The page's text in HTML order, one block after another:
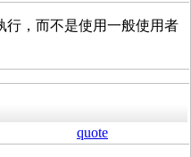
行，而不是使用一般使用者
quote